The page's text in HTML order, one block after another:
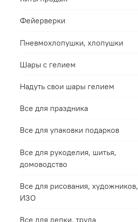
Фейерверки
Пневмохлопушки, хлопушки
Шары с гелием
Надуть свои шары гелием
Все для праздника
Все для упаковки подарков
Все для рукоделия, шитья,
домоводство
Все для рисования, художников,
ИЗО
Все для лепки, труда